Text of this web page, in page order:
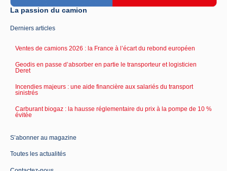
La passion du camion
Derniers articles
Ventes de camions 2026 : la France à l’écart du rebond européen
Geodis en passe d’absorber en partie le transporteur et logisticien
Deret
Incendies majeurs : une aide financière aux salariés du transport
sinistrés
Carburant biogaz : la hausse réglementaire du prix à la pompe de 10 %
évitée
S’abonner au magazine
Toutes les actualités